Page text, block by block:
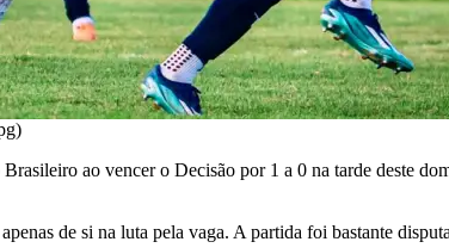
ao vencer o Decisão por 1 a 0 na tarde deste
de si na luta pela vaga. A partida foi bastante